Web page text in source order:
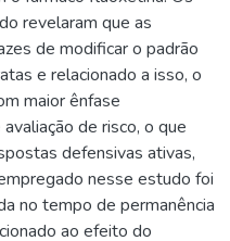
revelaram que as
de modificar o padrão
e relacionado a isso, o
maior ênfase
de risco, o que
defensivas ativas,
nesse estudo foi
no tempo de permanência
ao efeito do